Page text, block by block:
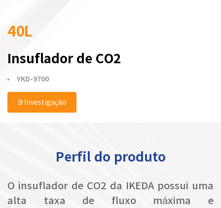
40L
Insuflador de CO2
YKD-9700
Investigação
Perfil do produto
O insuflador de CO2 da IKEDA possui uma
alta taxa de fluxo máxima e